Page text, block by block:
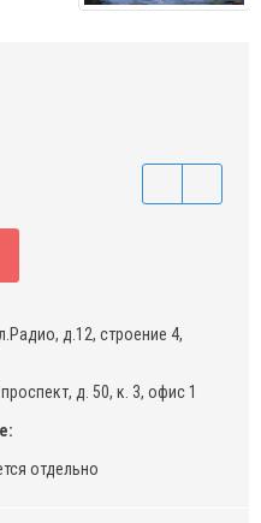
д.12, строение 4,
д. 50, к. 3, офис 1
отдельно